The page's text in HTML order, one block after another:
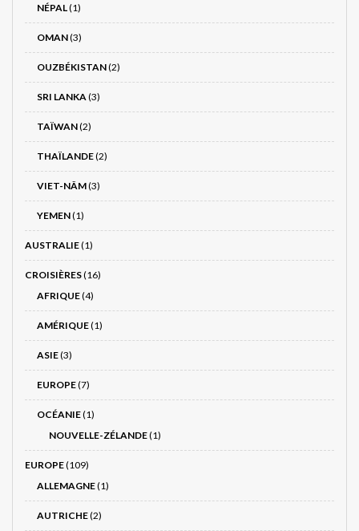
NÉPAL(1)
OMAN(3)
OUZBÉKISTAN(2)
SRI LANKA (3)
TAÏWAN(2)
THAÏLANDE(2)
VIET-NÂM(3)
YEMEN(1)
AUSTRALIE(1)
CROISIÈRES(16)
AFRIQUE(4)
AMÉRIQUE(1)
ASIE(3)
EUROPE(7)
OCÉANIE(1)
NOUVELLE-ZÉLANDE(1)
EUROPE(109)
ALLEMAGNE(1)
AUTRICHE(2)